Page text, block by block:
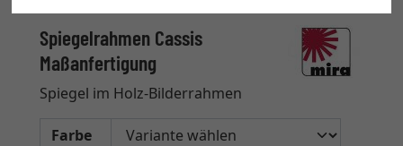
Spiegelrahmen Cassis
Maßanfertigung
Spiegel im Holz-Bilderrahmen
Farbe